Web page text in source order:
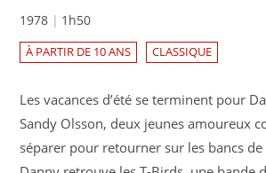
1978
1h50
À PARTIR DE 10 ANS CLASSIQUE
Les vacances d’été se terminent pour
Sandy Olsson, deux jeunes amoureux
séparer pour retourner sur les bancs de